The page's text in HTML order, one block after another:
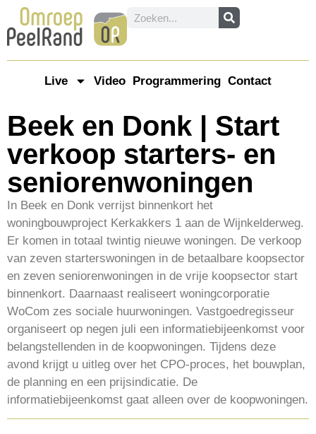
Live Video Programmering Contact
Beek en Donk | Start
verkoop starters- en
seniorenwoningen
In Beek en Donk verrijst binnenkort het
woningbouwproject Kerkakkers 1 aan de Wijnkelderweg.
Er komen in totaal twintig nieuwe woningen. De verkoop
van zeven starterswoningen in de betaalbare koopsector
en zeven seniorenwoningen in de vrije koopsector start
binnenkort. Daarnaast realiseert woningcorporatie
WoCom zes sociale huurwoningen. Vastgoedregisseur
organiseert op negen juli een informatiebijeenkomst voor
belangstellenden in de koopwoningen. Tijdens deze
avond krijgt u uitleg over het CPO-proces, het bouwplan,
de planning en een prijsindicatie. De
informatiebijeenkomst gaat alleen over de koopwoningen.